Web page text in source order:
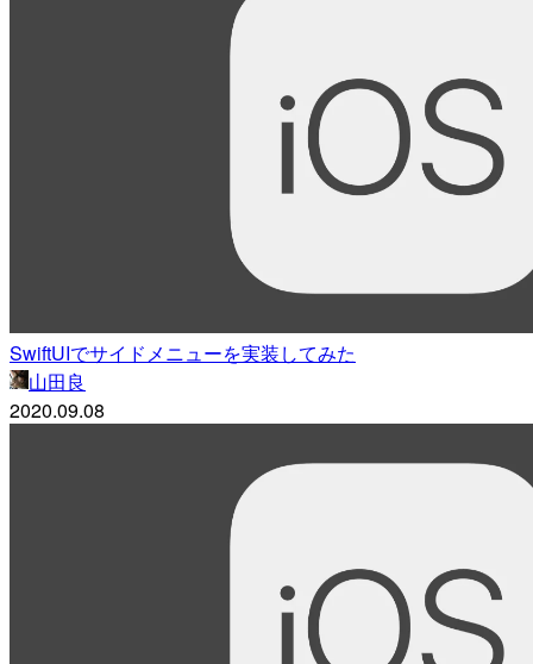
SwiftUIでサイドメニューを実装してみた
山田良
2020.09.08